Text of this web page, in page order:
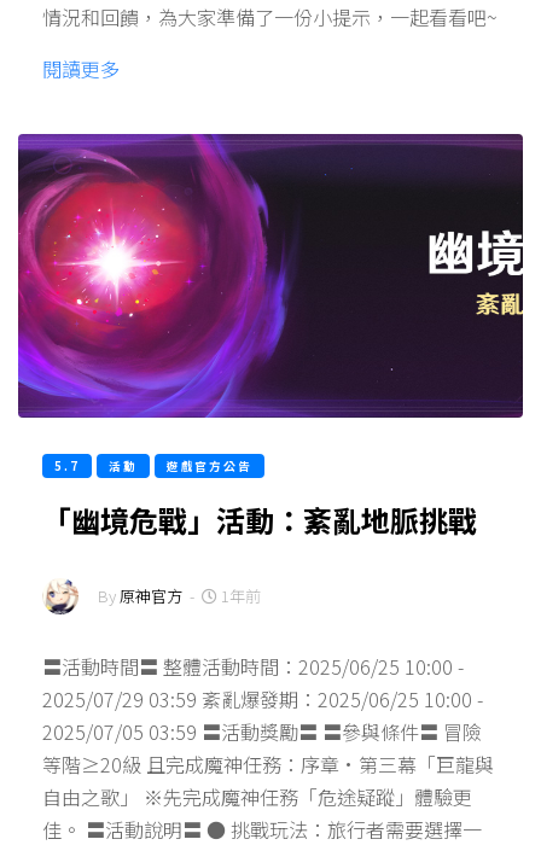
情況和回饋，為大家準備了一份小提示，一起看看吧~
閱讀更多
5.7 活動 遊戲官方公告
「幽境危戰」活動：紊亂地脈挑戰
By 原神官方 - 1年前
〓活動時間〓 整體活動時間：2025/06/25 10:00 -
2025/07/29 03:59 紊亂爆發期：2025/06/25 10:00 -
2025/07/05 03:59 〓活動獎勵〓 〓參與條件〓 冒險
等階≥20級 且完成魔神任務：序章·第三幕「巨龍與
自由之歌」 ※先完成魔神任務「危途疑蹤」體驗更
佳。 〓活動說明〓 ● 挑戰玩法：旅行者需要選擇一